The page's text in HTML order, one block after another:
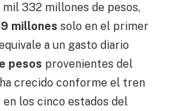
332 millones de pesos,
millones solo en el primer
a un gasto diario
pesos provenientes del
crecido conforme el tren
los cinco estados del